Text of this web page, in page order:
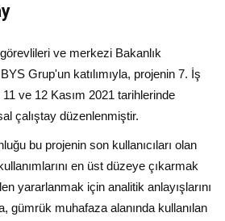
ve merkezi Bakanlık
Grup'un katılımıyla, projenin 7. İş
ve 12 Kasım 2021 tarihlerinde
çalıştay düzenlenmiştir.
bu projenin son kullanıcıları olan
en üst düzeye çıkarmak
yararlanmak için analitik anlayışlarını
gümrük muhafaza alanında kullanılan